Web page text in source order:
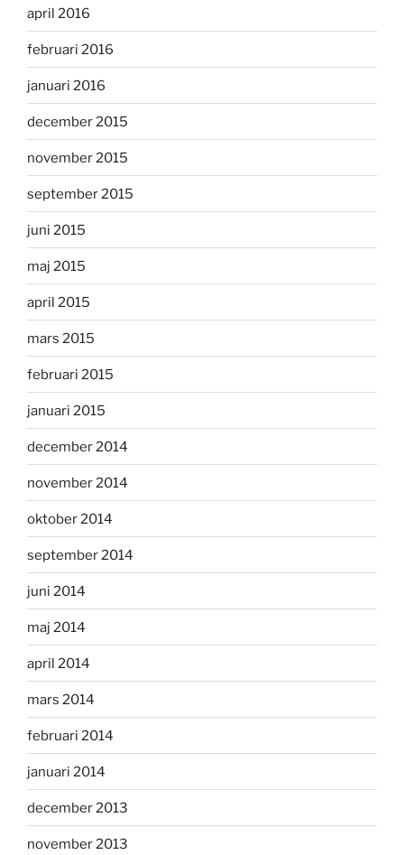
april 2016
februari 2016
januari 2016
december 2015
november 2015
september 2015
juni 2015
maj 2015
april 2015
mars 2015
februari 2015
januari 2015
december 2014
november 2014
oktober 2014
september 2014
juni 2014
maj 2014
april 2014
mars 2014
februari 2014
januari 2014
december 2013
november 2013